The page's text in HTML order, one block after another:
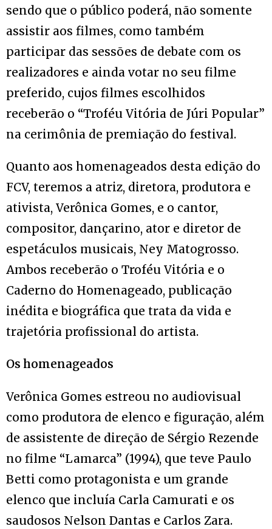
sendo que o público poderá, não somente
assistir aos filmes, como também
participar das sessões de debate com os
realizadores e ainda votar no seu filme
preferido, cujos filmes escolhidos
receberão o “Troféu Vitória de Júri Popular”
na cerimônia de premiação do festival.
Quanto aos homenageados desta edição do
FCV, teremos a atriz, diretora, produtora e
ativista, Verônica Gomes, e o cantor,
compositor, dançarino, ator e diretor de
espetáculos musicais, Ney Matogrosso.
Ambos receberão o Troféu Vitória e o
Caderno do Homenageado, publicação
inédita e biográfica que trata da vida e
trajetória profissional do artista.
Os homenageados
Verônica Gomes estreou no audiovisual
como produtora de elenco e figuração, além
de assistente de direção de Sérgio Rezende
no filme “Lamarca” (1994), que teve Paulo
Betti como protagonista e um grande
elenco que incluía Carla Camurati e os
saudosos Nelson Dantas e Carlos Zara.